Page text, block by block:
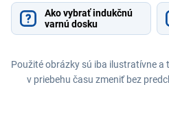
Ako vybrať indukčnú
varnú dosku
Použité obrázky sú iba ilustratívne a
v priebehu času zmeniť bez